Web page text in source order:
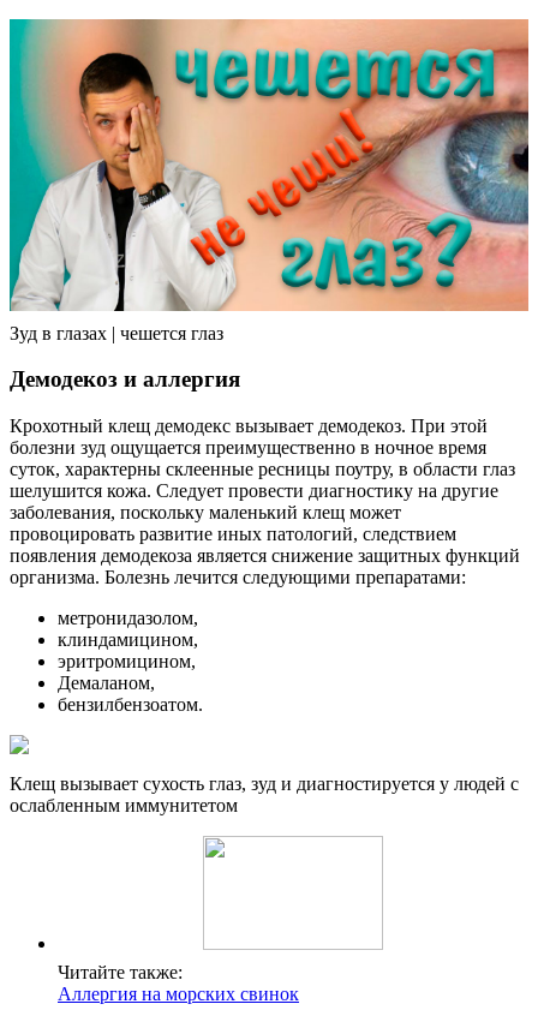
Зуд в глазах | чешется глаз
Демодекоз и аллергия
Крохотный клещ демодекс вызывает демодекоз. При этой
болезни зуд ощущается преимущественно в ночное время
суток, характерны склеенные ресницы поутру, в области глаз
шелушится кожа. Следует провести диагностику на другие
заболевания, поскольку маленький клещ может
провоцировать развитие иных патологий, следствием
появления демодекоза является снижение защитных функций
организма. Болезнь лечится следующими препаратами:
метронидазолом,
клиндамицином,
эритромицином,
Демаланом,
бензилбензоатом.
Клещ вызывает сухость глаз, зуд и диагностируется у людей с
ослабленным иммунитетом
Читайте также:
Аллергия на морских свинок